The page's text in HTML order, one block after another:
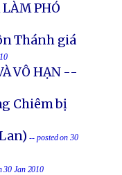
LÀM PHÓ
Thánh giá
VÔ HẠN --
Chiêm bị
-- posted on 30
30 Jan 2010